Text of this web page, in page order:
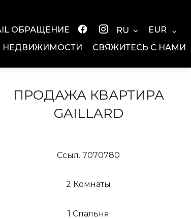
ОБРАЩЕНИЕ RU
EUR
НЕДВИЖИМОСТИ СВЯЖИТЕСЬ С НАМИ
ПРОДАЖА КВАРТИРА
GAILLARD
Ссыл. 7070780
2 Комнаты
1 Спальня